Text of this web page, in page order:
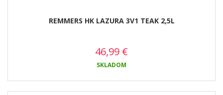
REMMERS HK LAZURA 3V1 TEAK 2,5L
46,99 €
SKLADOM